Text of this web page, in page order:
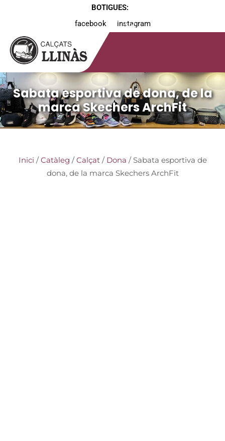
BOTIGUES:
facebook
instagram
Sabata esportiva de dona, de la
marca Skechers ArchFit
Inici /Catàleg /Calçat/ Dona / Sabata esportiva de
dona, de la marca Skechers ArchFit